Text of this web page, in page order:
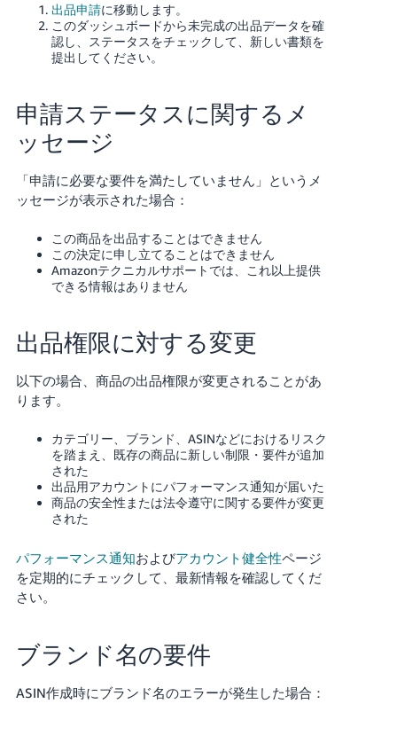
出品申請に移動します。
このダッシュボードから未完成の出品データを確
認し、ステータスをチェックして、新しい書類を
提出してください。
申請ステータスに関するメ
ッセージ
「申請に必要な要件を満たしていません」というメ
ッセージが表示された場合：
この商品を出品することはできません
この決定に申し立てることはできません
Amazonテクニカルサポートでは、これ以上提供
できる情報はありません
出品権限に対する変更
以下の場合、商品の出品権限が変更されることがあ
ります。
カテゴリー、ブランド、ASINなどにおけるリスク
を踏まえ、既存の商品に新しい制限・要件が追加
された
出品用アカウントにパフォーマンス通知が届いた
商品の安全性または法令遵守に関する要件が変更
された
パフォーマンス通知およびアカウント健全性ページ
を定期的にチェックして、最新情報を確認してくだ
さい。
ブランド名の要件
ASIN作成時にブランド名のエラーが発生した場合：